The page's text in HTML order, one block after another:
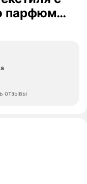
парфюма
отзывы